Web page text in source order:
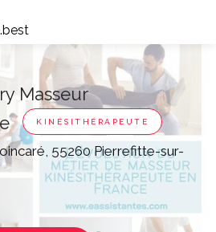
Masseur
KINÉSITHÉRAPEUTE
55260 Pierrefitte-sur-